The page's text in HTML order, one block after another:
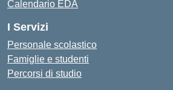
Calendario EDA
I Servizi
Personale scolastico
Famiglie e studenti
Percorsi di studio